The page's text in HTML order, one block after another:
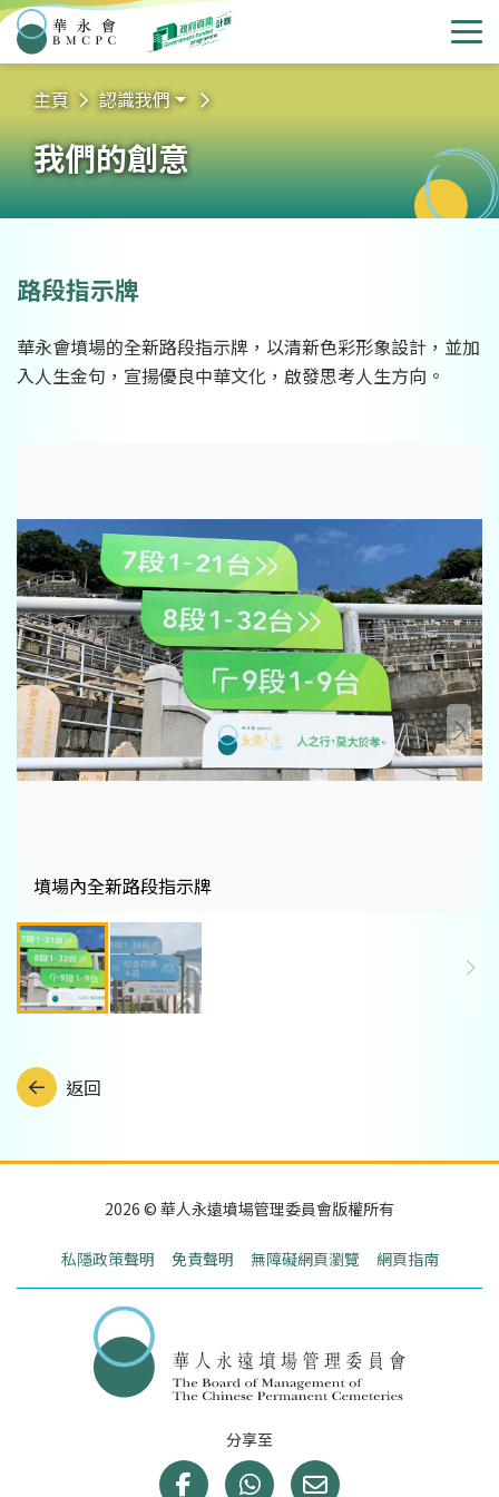
華永會 選
主頁 認識我們
我們的創意
路段指示牌
華永會墳場的全新路段指示牌，以清新色彩形象設計，並加
入人生金句，宣揚優良中華文化，啟發思考人生方向。
墳場內全新路段指示牌
返回
2026 © 華人永遠墳場管理委員會版權所有
私隱政策聲明 免責聲明 無障礙網頁瀏覽 網頁指南
分享至